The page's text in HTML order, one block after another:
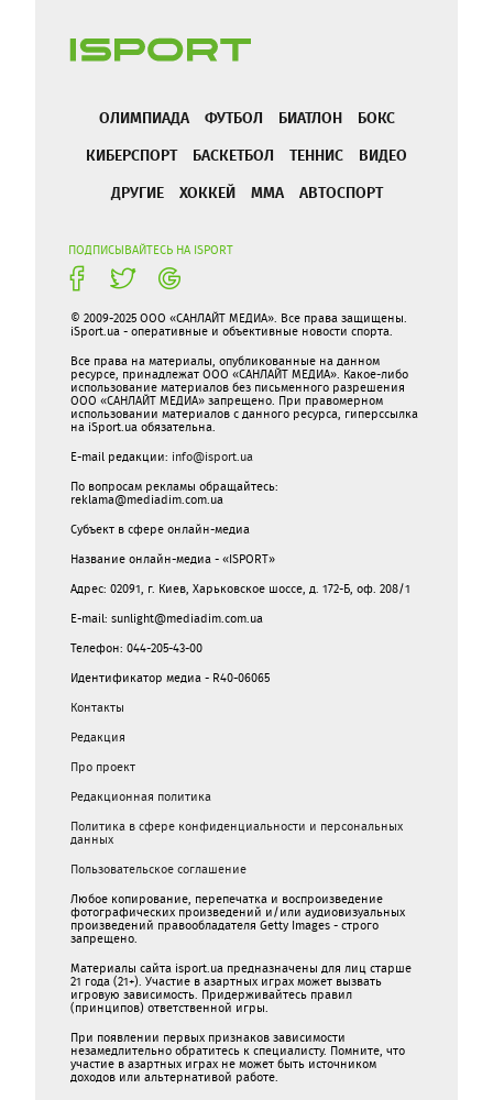
ОЛИМПИАДА ФУТБОЛ БИАТЛОН
БОКС
КИБЕРСПОРТ
БАСКЕТБОЛ ТЕННИС
ВИДЕО
ДРУГИЕ
ХОККЕЙ ММА АВТОСПОРТ
ПОДПИСЫВАЙТЕСЬ НА ISPORT
© 2009-2025 ООО «САНЛАЙТ МЕДИА». Все права защищены.
iSport.ua - оперативные и объективные новости спорта.
Все права на материалы, опубликованные на данном
ресурсе, принадлежат ООО «САНЛАЙТ МЕДИА». Какое-либо
использование материалов без письменного разрешения
ООО «САНЛАЙТ МЕДИА» запрещено. При правомерном
использовании материалов с данного ресурса, гиперссылка
на iSport.ua обязательна.
E-mail редакции: info@isport.ua
По вопросам рекламы обращайтесь:
reklama@mediadim.com.ua
Субъект в сфере онлайн-медиа
Название онлайн-медиа - «ISPORT»
Адрес: 02091, г. Киев, Харьковское шоссе, д. 172-Б, оф. 208/1
E-mail: sunlight@mediadim.com.ua
Телефон: 044-205-43-00
Идентификатор медиа - R40-06065
Контакты
Редакция
Про проект
Редакционная политика
Политика в сфере конфиденциальности и персональных
данных
Пользовательское соглашение
Любое копирование, перепечатка и воспроизведение
фотографических произведений и/или аудиовизуальных
произведений правообладателя Getty Images - строго
запрещено.
Материалы сайта isport.ua предназначены для лиц старше
21 года (21+). Участие в азартных играх может вызвать
игровую зависимость. Придерживайтесь правил
(принципов) ответственной игры.
При появлении первых признаков зависимости
незамедлительно обратитесь к специалисту. Помните, что
участие в азартных играх не может быть источником
доходов или альтернативой работе.